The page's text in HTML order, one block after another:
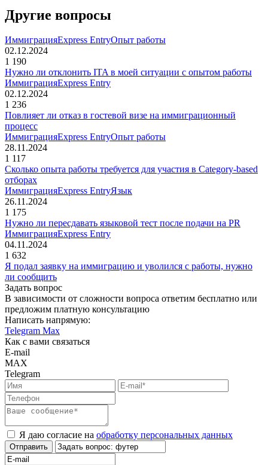
Другие вопросы
ИммиграцияExpress EntryОпыт работы
02.12.2024
1 190
Нужно ли отклонить ITA в моей ситуации с опытом работы
ИммиграцияExpress Entry
02.12.2024
1 236
Повлияет ли отказ в гостевой визе на иммиграционный
процесс
ИммиграцияExpress EntryОпыт работы
28.11.2024
1 117
Сколько опыта работы требуется для участия в Category-based
отборах
ИммиграцияExpress EntryЯзык
26.11.2024
1 175
Нужно ли пересдавать языковой тест после подачи на PR
ИммиграцияExpress Entry
04.11.2024
1 632
Я подал заявку на иммиграцию и уволился с работы, нужно
ли сообщить
Задать вопрос
В зависимости от сложности вопроса ответим бесплатно или
предложим платную консультацию
Написать напрямую:
Telegram Max
Как с вами связаться
E-mail
MAX
Telegram
Я даю согласие на обработку персональных данных
Отправить